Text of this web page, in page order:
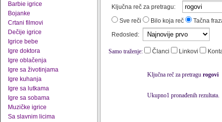
Barbie igrice
Bojanke
Crtani filmovi
Dečije igrice
Igrice bebe
Igre doktora
Igre oblačenja
Igre sa životinjama
Igre kuhanja
Igre sa lutkama
Igre sa sobama
Muzičke igrice
Sa slavnim licima
Ključna reč za pretragu:
Sve reči
Bilo koja reč
Tačna
Redosled:
Samo traženje: Članci Linkovi
Ključna reč za pretragu rogovi
Ukupno1 pronađenih rezultata.